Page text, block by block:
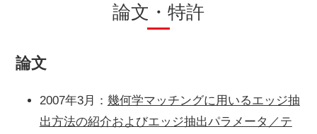
論文・特許
論文
2007年3月： 幾何学マッチングに用いるエッジ抽
出方法の紹介およびエッジ抽出パラメータ／テ